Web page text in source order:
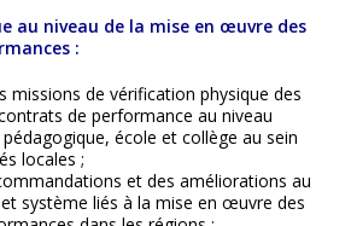
au niveau de la mise en œuvre des
:
missions de vérification physique des
de performance au niveau
école et collège au sein
locales ;
et des améliorations au
système liés à la mise en œuvre des